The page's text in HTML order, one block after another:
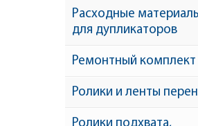
Расходные
для дупликаторов
Ремонтный комплект
Ролики и ленты